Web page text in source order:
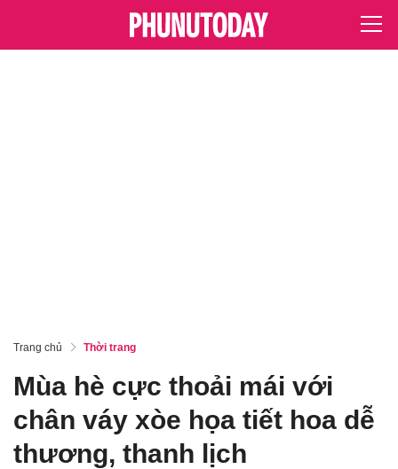
Trang chủ Thời trang
Mùa hè cực thoải mái với
chân váy xòe họa tiết hoa dễ
thương, thanh lịch